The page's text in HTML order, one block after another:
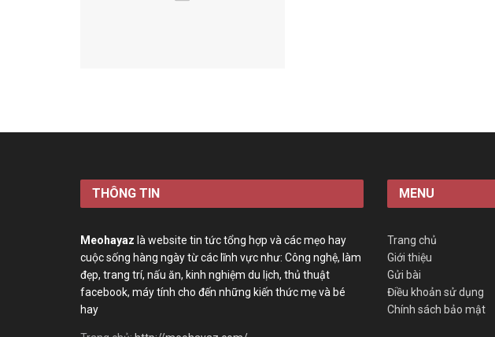
THÔNG TIN
Meohayaz là website tin tức tổng hợp và các mẹo hay
cuộc sống hàng ngày từ các lĩnh vực như: Công nghệ, làm
đẹp, trang trí, nấu ăn, kinh nghiệm du lịch, thủ thuật
facebook, máy tính cho đến những kiến thức mẹ và bé
hay
MENU
Trang chủ
Giới thiệu
Gửi bài
Điều khoản sử dụng
Chính sách bảo mật